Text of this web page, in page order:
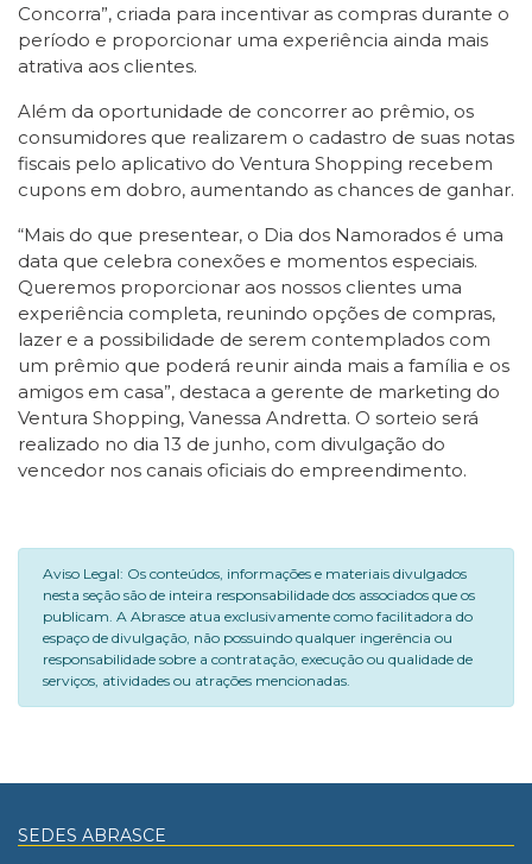
Concorra”, criada para incentivar as compras durante o
período e proporcionar uma experiência ainda mais
atrativa aos clientes.
Além da oportunidade de concorrer ao prêmio, os
consumidores que realizarem o cadastro de suas notas
fiscais pelo aplicativo do Ventura Shopping recebem
cupons em dobro, aumentando as chances de ganhar.
“Mais do que presentear, o Dia dos Namorados é uma
data que celebra conexões e momentos especiais.
Queremos proporcionar aos nossos clientes uma
experiência completa, reunindo opções de compras,
lazer e a possibilidade de serem contemplados com
um prêmio que poderá reunir ainda mais a família e os
amigos em casa”, destaca a gerente de marketing do
Ventura Shopping, Vanessa Andretta. O sorteio será
realizado no dia 13 de junho, com divulgação do
vencedor nos canais oficiais do empreendimento.
Aviso Legal: Os conteúdos, informações e materiais divulgados
nesta seção são de inteira responsabilidade dos associados que os
publicam. A Abrasce atua exclusivamente como facilitadora do
espaço de divulgação, não possuindo qualquer ingerência ou
responsabilidade sobre a contratação, execução ou qualidade de
serviços, atividades ou atrações mencionadas.
SEDES ABRASCE